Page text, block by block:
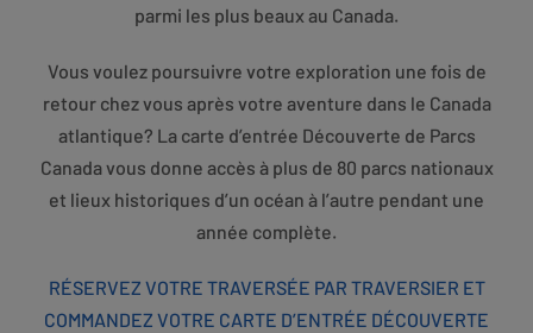
parmi les plus beaux au Canada.
Vous voulez poursuivre votre exploration une fois de
retour chez vous après votre aventure dans le Canada
atlantique? La carte d’entrée Découverte de Parcs
Canada vous donne accès à plus de 80 parcs nationaux
et lieux historiques d’un océan à l’autre pendant une
année complète.
RÉSERVEZ VOTRE TRAVERSÉE PAR TRAVERSIER ET
COMMANDEZ VOTRE CARTE D’ENTRÉE DÉCOUVERTE